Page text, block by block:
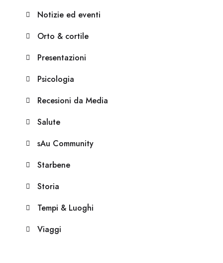
Notizie ed eventi
Orto & cortile
Presentazioni
Psicologia
Recesioni da Media
Salute
sAu Community
Starbene
Storia
Tempi & Luoghi
Viaggi